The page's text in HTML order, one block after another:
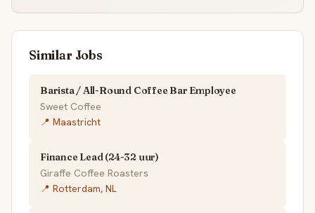
Similar Jobs
Barista / All-Round Coffee Bar Employee
Sweet Coffee
📍 Maastricht
Finance Lead (24-32 uur)
Giraffe Coffee Roasters
📍 Rotterdam, NL